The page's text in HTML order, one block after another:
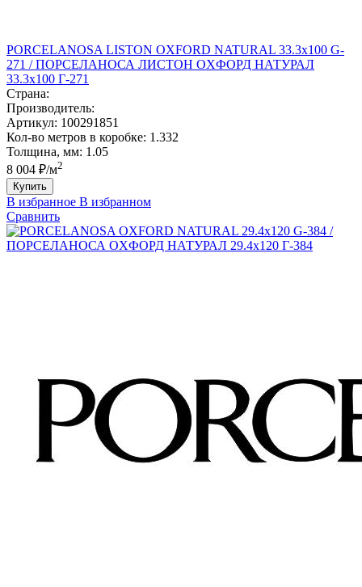
PORCELANOSA LISTON OXFORD NATURAL 33.3х100 G-
271 / ПОРCЕЛАНОСА ЛИСТОН ОXФОРД НАТУРАЛ
33.3х100 Г-271
Страна:
Производитель:
Артикул: 100291851
Кол-во метров в коробке: 1.332
Толщина, мм: 1.05
8 004 ₽/м2
Купить
В избранное В избранном
Сравнить